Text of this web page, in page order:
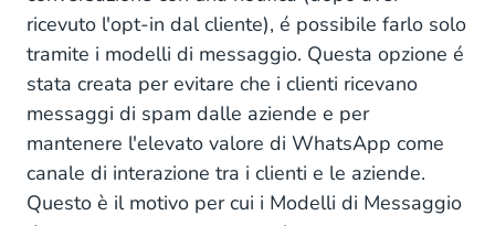
ricevuto l'opt-in dal cliente), é possibile farlo solo
tramite i modelli di messaggio. Questa opzione é
stata creata per evitare che i clienti ricevano
messaggi di spam dalle aziende e per
mantenere l'elevato valore di WhatsApp come
canale di interazione tra i clienti e le aziende.
Questo è il motivo per cui i Modelli di Messaggio